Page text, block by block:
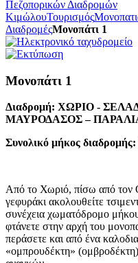
Πεζοπορικών Διαδρομών
ΚιμώλουΤουρισμός
ΔιαδρομέςΜονοπάτι 1
Μονοπάτι 1
Διαδρομή: ΧΩΡΙΟ -
ΜΑΥΡΟΔΑΣΟΣ –
Συνολικό μήκος
Από το Χωριό, πίσω από
γεφυράκι ακολουθείτε
συνέχεια χωματόδρομο
φτάνετε στην αρχή του
περάσετε και από ένα
«ομπρουδέκτη»